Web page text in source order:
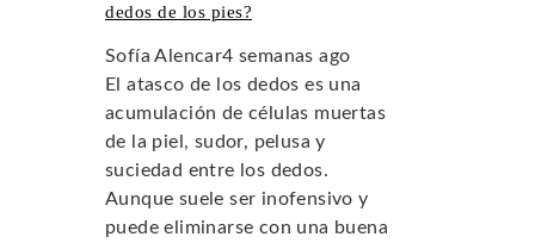
dedos de los pies?
Sofía Alencar4 semanas ago
El atasco de los dedos es una
acumulación de células muertas
de la piel, sudor, pelusa y
suciedad entre los dedos.
Aunque suele ser inofensivo y
puede eliminarse con una buena